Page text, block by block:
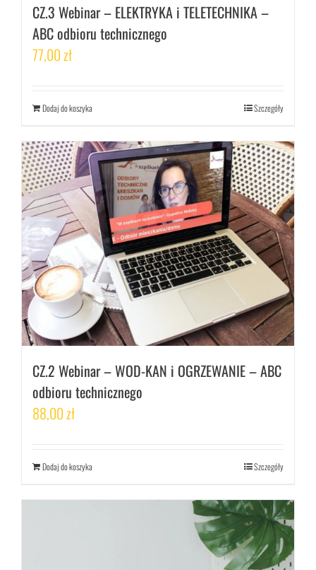
CZ.3 Webinar – ELEKTRYKA i TELETECHNIKA –
ABC odbioru technicznego
77,00zł
Dodaj do koszyka Szczegóły
CZ.2 Webinar – WOD-KAN i OGRZEWANIE – ABC
odbioru technicznego
88,00zł
Dodaj do koszyka Szczegóły